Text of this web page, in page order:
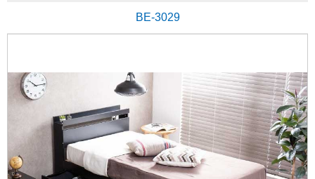
BE-3029